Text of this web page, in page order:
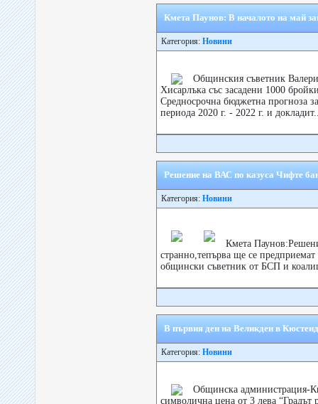
Кмета Паунов: В началото на май
Категория: Новини
Общинския съветник
Хисарлъка със засадени 1000
Средносрочна бюджетна прогноза
периода 2020 г. - 2022 г. и
Решение на ВАС по казуса Чифте
Категория: Новини
Кмета
странно,тепърва ще се
общински съветник от БСП и
В първия ден на Великден в
Категория: Новини
Общинска администрация-
символична цена от 3 лева “Градът